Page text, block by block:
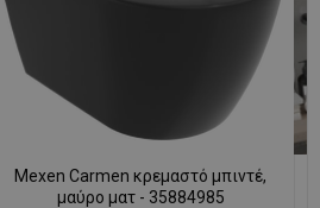
Mexen Carmen κρεμαστό μπιντέ,
μαύρο ματ - 35884985